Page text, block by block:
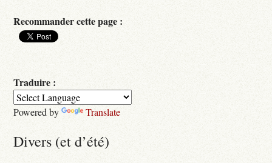
Recommander cette page :
Traduire :
Powered by Translate
Divers (et d’été)